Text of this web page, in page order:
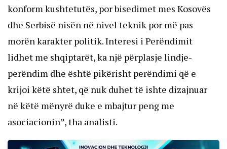
konform kushtetutës, por bisedimet mes Kosovës
dhe Serbisë nisën në nivel teknik por më pas
morën karakter politik. Interesi i Perëndimit
lidhet me shqiptarët, ka një përplasje lindje-
perëndim dhe është pikërisht perëndimi që e
krijoi këtë shtet, që nuk duhet të ishte dizajnuar
në këtë mënyrë duke e mbajtur peng me
asociacionin”, tha analisti.